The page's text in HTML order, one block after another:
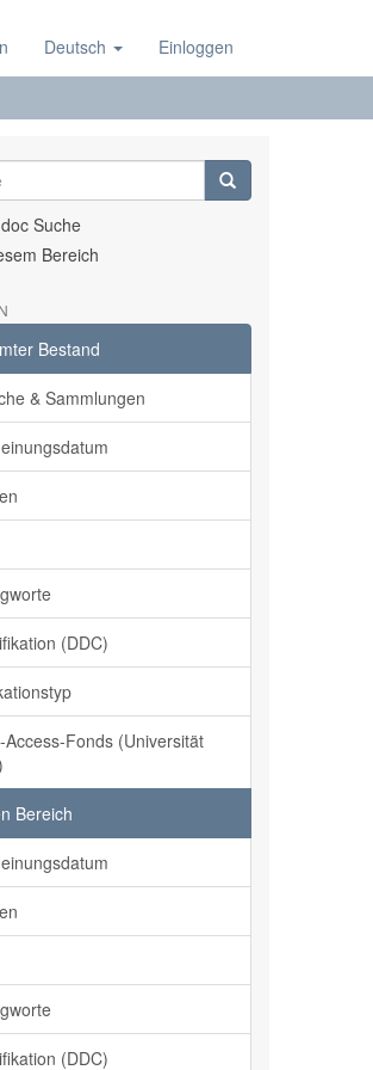
Deutsch Einloggen
Suche
Bereich
Bestand
& Sammlungen
(DDC)
Access-Fonds (Universität
Bereich
(DDC)